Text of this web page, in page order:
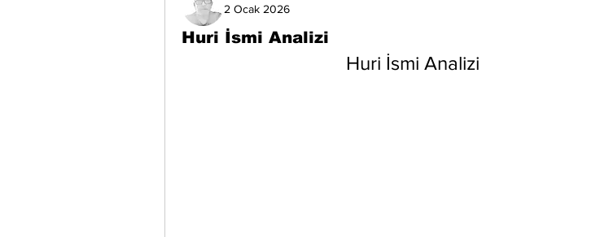
2 Ocak 2026
Huri İsmi Analizi
Huri İsmi Analizi